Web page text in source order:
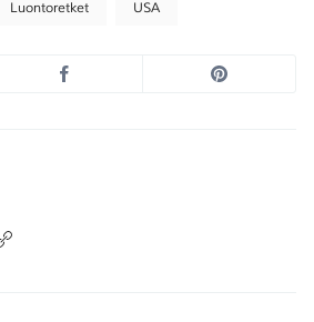
Luontoretket USA